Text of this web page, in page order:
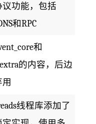
功能，包括
和RPC
和
的内容，后边
用
线程库添加了